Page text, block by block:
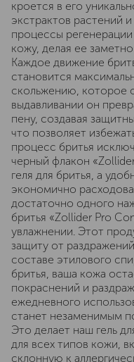
кроется в его
экстрактов растений
процессы
кожу, делая ее
Каждое движение
становится
скольжению, которое
выдавливании он
пену, создавая
что позволяет
процесс бритья
черный флакон
геля для бритья, а
экономично
достаточно одного
бритья «Zollider Pro
увлажнении. Этот
защиту от
составе этилового
бритья, ваша кожа
покраснений и
ежедневного
станет незаменимым
Это делает наш гель
для всех типов кожи,
склонную к